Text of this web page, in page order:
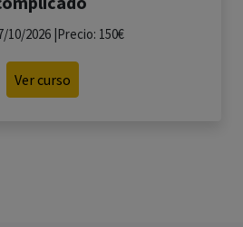
10/2026 |Precio: 150€
Ver curso